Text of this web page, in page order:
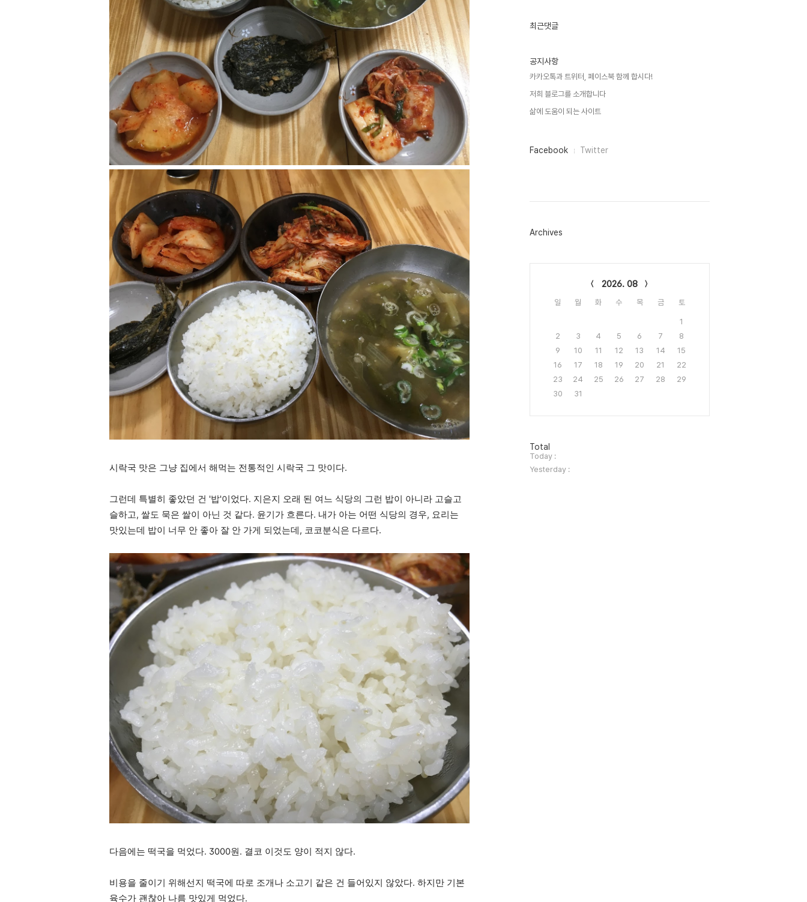
시락국 맛은 그냥 집에서 해먹는 전통적인 시락국 그 맛이다.
그런데 특별히 좋았던 건 '밥'이었다. 지은지 오래 된 여느 식당의 그런 밥이 아니라 고슬고
슬하고, 쌀도 묵은 쌀이 아닌 것 같다. 윤기가 흐른다. 내가 아는 어떤 식당의 경우, 요리는
맛있는데 밥이 너무 안 좋아 잘 안 가게 되었는데, 코코분식은 다르다.
다음에는 떡국을 먹었다. 3000원. 결코 이것도 양이 적지 않다.
비용을 줄이기 위해선지 떡국에 따로 조개나 소고기 같은 건 들어있지 않았다. 하지만 기본
육수가 괜찮아 나름 맛있게 먹었다.
인
최근댓글
공지사항
카카오톡과 트위터, 페이스북 함께 합시다!
저희 블로그를 소개합니다
삶에 도움이 되는 사이트
페
그
Facebook Twitter
Archives
2026. 08
일 월 화 수 목 금 토
1
2
3 4 5 6 7
8
9
10 11 12 13 14
15
16
17 18 19 20 21
22
23
24 25 26 27 28
29
30
31
방
문
자
수
Total
Today :
Yesterday :